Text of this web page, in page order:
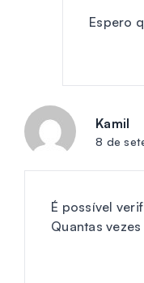
Espero
Kamil
8 de
É possível
Quantas